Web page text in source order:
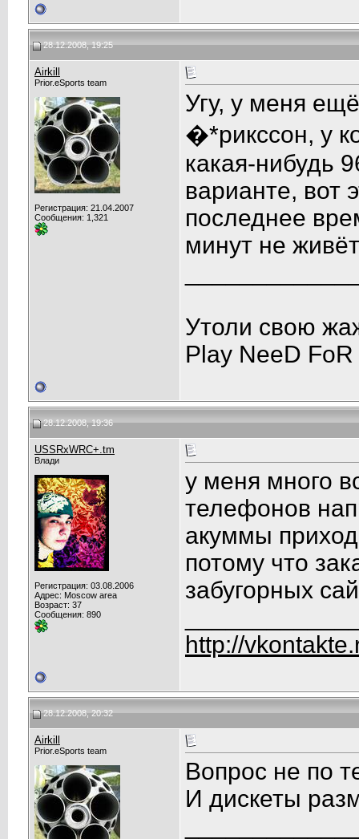
28.12.2008, 19:25
Airkill
Prior.eSports team
Регистрация: 21.04.2007
Сообщения: 1,321
Угу, у меня
�*рикссон, у
какая-нибудь
варианте, вот
последнее
минут не
Утоли свою
Play NeeD
28.12.2008, 19:36
USSRxWRC+.tm
Влади
Регистрация: 03.08.2006
Адрес: Moscow area
Возраст: 37
Сообщения: 890
у меня много
телефонов
акуммы
потому что
забугорных
http://
28.12.2008, 20:32
Airkill
Prior.eSports team
Вопрос не по
И дискеты